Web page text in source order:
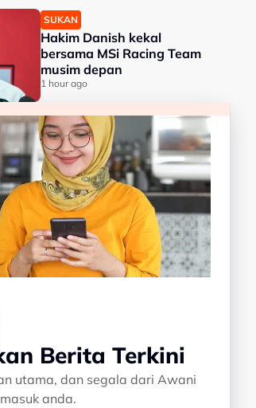
SUKAN
Hakim Danish kekal
bersama MSi Racing Team
musim depan
1 hour ago
Berita Terkini
utama, dan segala dari Awani
anda.